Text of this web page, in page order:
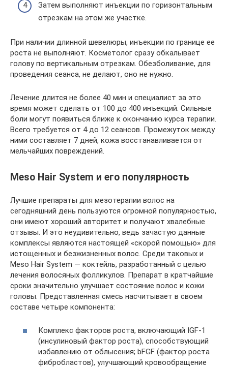
Затем выполняют инъекции по горизонтальным
отрезкам на этом же участке.
При наличии длинной шевелюры, инъекции по границе ее
роста не выполняют. Косметолог сразу обкалывает
голову по вертикальным отрезкам. Обезболивание, для
проведения сеанса, не делают, оно не нужно.
Лечение длится не более 40 мин и специалист за это
время может сделать от 100 до 400 инъекций. Сильные
боли могут появиться ближе к окончанию курса терапии.
Всего требуется от 4 до 12 сеансов. Промежуток между
ними составляет 7 дней, кожа восстанавливается от
мельчайших повреждений.
Meso Hair System и его популярность
Лучшие препараты для мезотерапии волос на
сегодняшний день пользуются огромной популярностью,
они имеют хороший авторитет и получают хвалебные
отзывы. И это неудивительно, ведь зачастую данные
комплексы являются настоящей «скорой помощью» для
истощенных и безжизненных волос. Среди таковых и
Meso Hair System — коктейль, разработанный с целью
лечения волосяных фолликулов. Препарат в кратчайшие
сроки значительно улучшает состояние волос и кожи
головы. Представленная смесь насчитывает в своем
составе четыре компонента:
Комплекс факторов роста, включающий IGF-1
(инсулиновый фактор роста), способствующий
избавлению от облысения; bFGF (фактор роста
фибробластов), улучшающий кровообращение